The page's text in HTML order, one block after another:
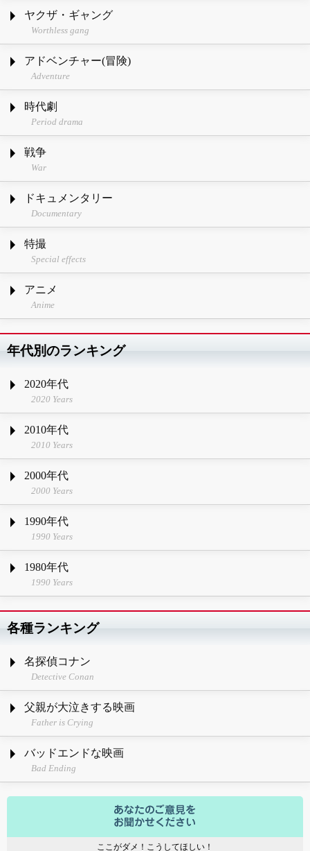
ヤクザ・ギャング
Worthless gang
アドベンチャー(冒険)
Adventure
時代劇
Period drama
戦争
War
ドキュメンタリー
Documentary
特撮
Special effects
アニメ
Anime
年代別のランキング
2020年代
2020 Years
2010年代
2010 Years
2000年代
2000 Years
1990年代
1990 Years
1980年代
1990 Years
各種ランキング
名探偵コナン
Detective Conan
父親が大泣きする映画
Father is Crying
バッドエンドな映画
Bad Ending
ここがダメ！こうしてほしい！